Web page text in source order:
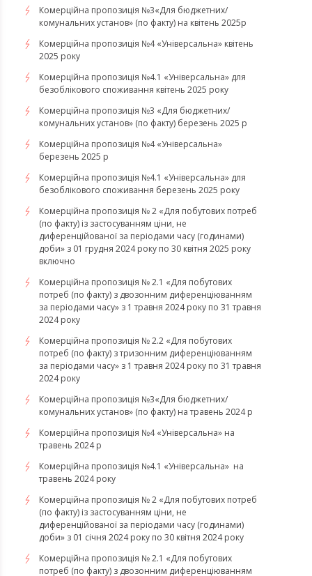
Комерційна пропозиція №3«Для бюджетних/
комунальних установ» (по факту) на квітень 2025р
Комерційна пропозиція №4 «Універсальна» квітень
2025 року
Комерційна пропозиція №4.1 «Універсальна» для
безоблікового споживання квітень 2025 року
Комерційна пропозиція №3 «Для бюджетних/
комунальних установ» (по факту) березень 2025 р
Комерційна пропозиція №4 «Універсальна»
березень 2025 р
Комерційна пропозиція №4.1 «Універсальна» для
безоблікового споживання березень 2025 року
Комерційна пропозиція № 2 «Для побутових потреб
(по факту) із застосуванням ціни, не
диференційованої за періодами часу (годинами)
доби» з 01 грудня 2024 року по 30 квітня 2025 року
включно
Комерційна пропозиція № 2.1 «Для побутових
потреб (по факту) з двозонним диференціюванням
за періодами часу» з 1 травня 2024 року по 31 травня
2024 року
Комерційна пропозиція № 2.2 «Для побутових
потреб (по факту) з тризонним диференціюванням
за періодами часу» з 1 травня 2024 року по 31 травня
2024 року
Комерційна пропозиція №3«Для бюджетних/
комунальних установ» (по факту) на травень 2024 р
Комерційна пропозиція №4 «Універсальна» на
травень 2024 р
Комерційна пропозиція №4.1 «Універсальна» на
травень 2024 року
Комерційна пропозиція № 2 «Для побутових потреб
(по факту) із застосуванням ціни, не
диференційованої за періодами часу (годинами)
доби» з 01 січня 2024 року по 30 квітня 2024 року
Комерційна пропозиція № 2.1 «Для побутових
потреб (по факту) з двозонним диференціюванням